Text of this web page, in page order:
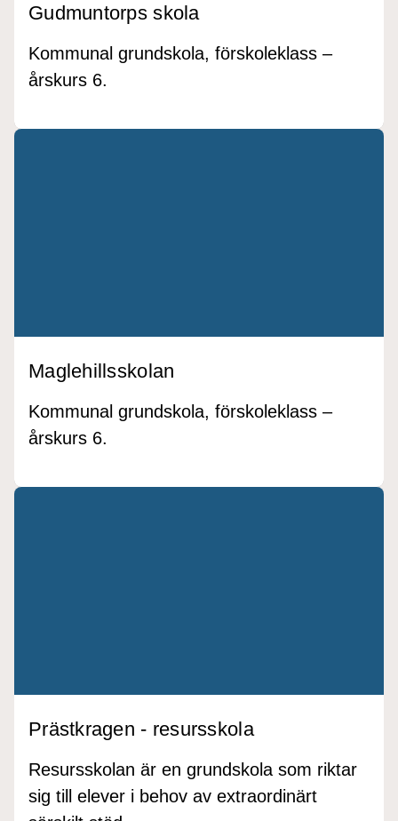
Gudmuntorps skola
Kommunal grundskola, förskoleklass –
årskurs 6.
Maglehillsskolan
Kommunal grundskola, förskoleklass –
årskurs 6.
Prästkragen - resursskola
Resursskolan är en grundskola som riktar
sig till elever i behov av extraordinärt